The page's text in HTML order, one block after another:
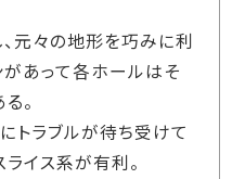
元々の地形を巧みに利
があって各ホールはそ
。
トラブルが待ち受けて
イス系が有利。